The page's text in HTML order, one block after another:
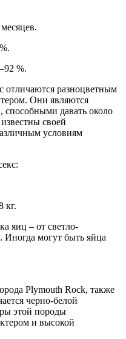
%.
отличаются разноцветным
Они являются
давать около
своей
условиям
кг.
яиц – от светло-
Иногда могут быть яйца
Plymouth Rock, также
черно-белой
этой породы
и высокой